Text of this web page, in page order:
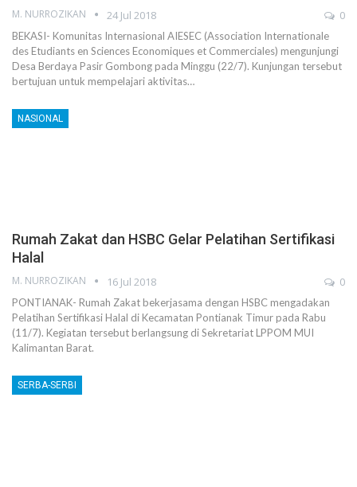
M. NURROZIKAN 24 Jul 2018 0
BEKASI- Komunitas Internasional AIESEC (Association Internationale
des Etudiants en Sciences Economiques et Commerciales) mengunjungi
Desa Berdaya Pasir Gombong pada Minggu (22/7). Kunjungan tersebut
bertujuan untuk mempelajari aktivitas…
NASIONAL
Rumah Zakat dan HSBC Gelar Pelatihan Sertifikasi
Halal
M. NURROZIKAN 16 Jul 2018 0
PONTIANAK- Rumah Zakat bekerjasama dengan HSBC mengadakan
Pelatihan Sertifikasi Halal di Kecamatan Pontianak Timur pada Rabu
(11/7). Kegiatan tersebut berlangsung di Sekretariat LPPOM MUI
Kalimantan Barat.
SERBA-SERBI